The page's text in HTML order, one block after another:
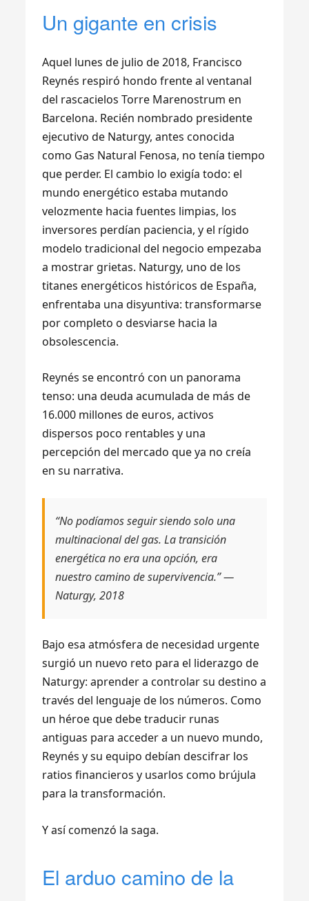
Un gigante en crisis
Aquel lunes de julio de 2018, Francisco
Reynés respiró hondo frente al ventanal
del rascacielos Torre Marenostrum en
Barcelona. Recién nombrado presidente
ejecutivo de Naturgy, antes conocida
como Gas Natural Fenosa, no tenía tiempo
que perder. El cambio lo exigía todo: el
mundo energético estaba mutando
velozmente hacia fuentes limpias, los
inversores perdían paciencia, y el rígido
modelo tradicional del negocio empezaba
a mostrar grietas. Naturgy, uno de los
titanes energéticos históricos de España,
enfrentaba una disyuntiva: transformarse
por completo o desviarse hacia la
obsolescencia.
Reynés se encontró con un panorama
tenso: una deuda acumulada de más de
16.000 millones de euros, activos
dispersos poco rentables y una
percepción del mercado que ya no creía
en su narrativa.
“No podíamos seguir siendo solo una
multinacional del gas. La transición
energética no era una opción, era
nuestro camino de supervivencia.” —
Naturgy, 2018
Bajo esa atmósfera de necesidad urgente
surgió un nuevo reto para el liderazgo de
Naturgy: aprender a controlar su destino a
través del lenguaje de los números. Como
un héroe que debe traducir runas
antiguas para acceder a un nuevo mundo,
Reynés y su equipo debían descifrar los
ratios financieros y usarlos como brújula
para la transformación.
Y así comenzó la saga.
El arduo camino de la